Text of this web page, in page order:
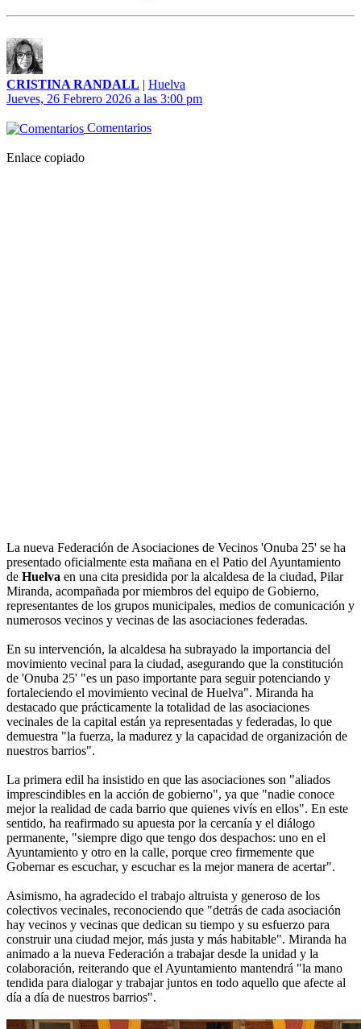
CRISTINA RANDALL | Huelva
Jueves, 26 Febrero 2026 a las 3:00 pm
Comentarios
Enlace copiado
La nueva Federación de Asociaciones de Vecinos 'Onuba 25' se ha
presentado oficialmente esta mañana en el Patio del Ayuntamiento
de Huelva en una cita presidida por la alcaldesa de la ciudad, Pilar
Miranda, acompañada por miembros del equipo de Gobierno,
representantes de los grupos municipales, medios de comunicación y
numerosos vecinos y vecinas de las asociaciones federadas.
En su intervención, la alcaldesa ha subrayado la importancia del
movimiento vecinal para la ciudad, asegurando que la constitución
de 'Onuba 25' "es un paso importante para seguir potenciando y
fortaleciendo el movimiento vecinal de Huelva". Miranda ha
destacado que prácticamente la totalidad de las asociaciones
vecinales de la capital están ya representadas y federadas, lo que
demuestra "la fuerza, la madurez y la capacidad de organización de
nuestros barrios".
La primera edil ha insistido en que las asociaciones son "aliados
imprescindibles en la acción de gobierno", ya que "nadie conoce
mejor la realidad de cada barrio que quienes vivís en ellos". En este
sentido, ha reafirmado su apuesta por la cercanía y el diálogo
permanente, "siempre digo que tengo dos despachos: uno en el
Ayuntamiento y otro en la calle, porque creo firmemente que
Gobernar es escuchar, y escuchar es la mejor manera de acertar".
Asimismo, ha agradecido el trabajo altruista y generoso de los
colectivos vecinales, reconociendo que "detrás de cada asociación
hay vecinos y vecinas que dedican su tiempo y su esfuerzo para
construir una ciudad mejor, más justa y más habitable". Miranda ha
animado a la nueva Federación a trabajar desde la unidad y la
colaboración, reiterando que el Ayuntamiento mantendrá "la mano
tendida para dialogar y trabajar juntos en todo aquello que afecte al
día a día de nuestros barrios".